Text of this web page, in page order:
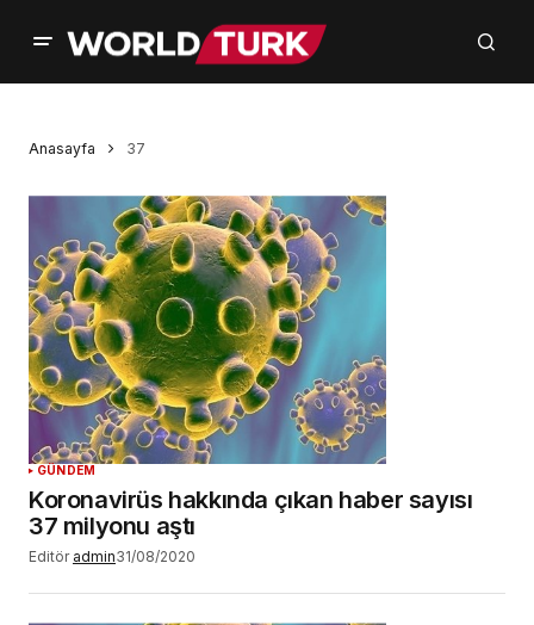
Anasayfa 37
GÜNDEM
Koronavirüs hakkında çıkan haber sayısı
37 milyonu aştı
Editör admin31/08/2020